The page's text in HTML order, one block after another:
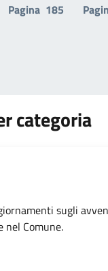
Pagina 185
categoria
sugli
Comune.